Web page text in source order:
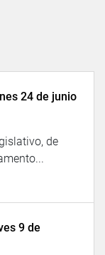
24 de junio
de
9 de